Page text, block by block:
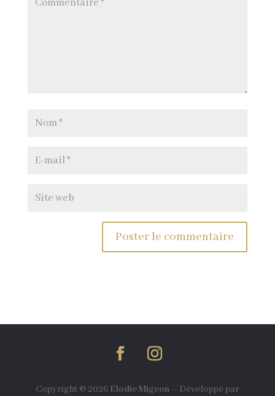
Copyright © 2026 Elodie Migeon – Développé par